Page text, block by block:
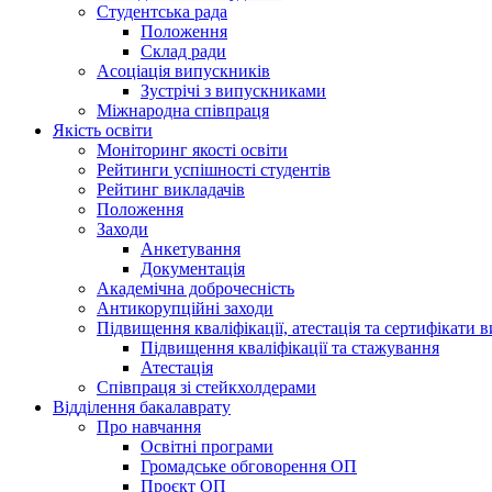
Студентська рада
Положення
Склад ради
Асоціація випускників
Зустрічі з випускниками
Міжнародна співпраця
Якість освіти
Моніторинг якості освіти
Рейтинги успішності студентів
Рейтинг викладачів
Положення
Заходи
Анкетування
Документація
Академічна доброчесність
Антикорупційні заходи
Підвищення кваліфікації, атестація та сертифікати
Підвищення кваліфікації та стажування
Атестація
Співпраця зі стейкхолдерами
Відділення бакалаврату
Про навчання
Освітні програми
Громадське обговорення ОП
Проєкт ОП